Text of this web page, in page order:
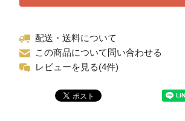
配送・送料について
この商品について問い合わせる
レビューを見る(4件)